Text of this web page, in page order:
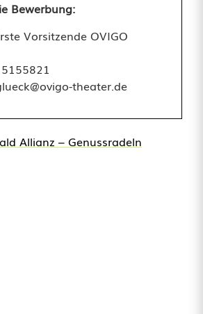
Bewerbung:
Vorsitzende OVIGO
theater.de